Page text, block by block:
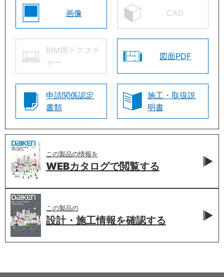
画像 CAD
BIM用テクスチ
ャー
図面PDF
申請関係認定
書類
施工・取扱説
明書
この製品の情報を
WEBカタログで閲覧する
この製品の
設計・施工情報を確認する